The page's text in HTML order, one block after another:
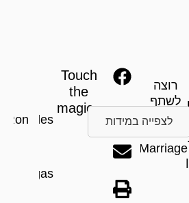
לצפייה במידות
רוצה
לשתף
את
Marriage?
Touch
the
magic…
Rhodes
Ron
Vegas